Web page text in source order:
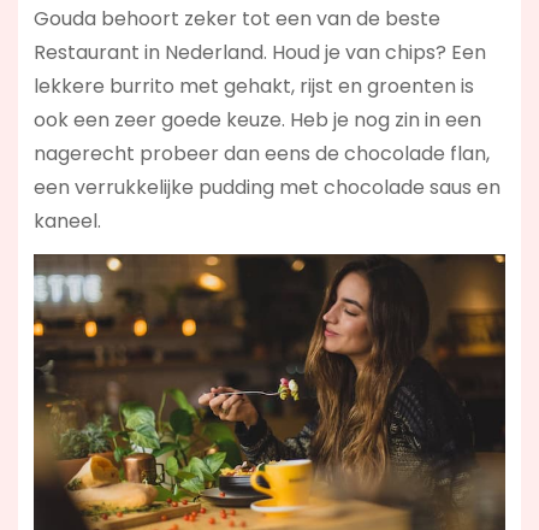
Gouda behoort zeker tot een van de beste
Restaurant in Nederland. Houd je van chips? Een
lekkere burrito met gehakt, rijst en groenten is
ook een zeer goede keuze. Heb je nog zin in een
nagerecht probeer dan eens de chocolade flan,
een verrukkelijke pudding met chocolade saus en
kaneel.